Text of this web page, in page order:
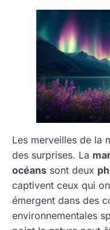
Les merveilles de la
des surprises. La
océans sont deux
captivent ceux qui
émergent dans des
environnementales